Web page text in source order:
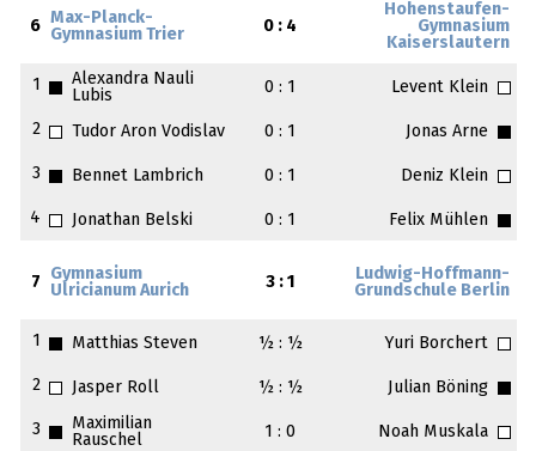
6
Max-Planck-
Gymnasium Trier
0 : 4
Hohenstaufen-
Gymnasium
Kaiserslautern
1
Alexandra Nauli
Lubis
0 : 1 Levent Klein
2 Tudor Aron Vodislav 0 : 1 Jonas Arne
3 Bennet Lambrich 0 : 1 Deniz Klein
4 Jonathan Belski 0 : 1 Felix Mühlen
7
Gymnasium
Ulricianum Aurich
3 : 1
Ludwig-Hoffmann-
Grundschule Berlin
1 Matthias Steven ½ : ½ Yuri Borchert
2 Jasper Roll ½ : ½ Julian Böning
3
Maximilian
Rauschel
1 : 0 Noah Muskala